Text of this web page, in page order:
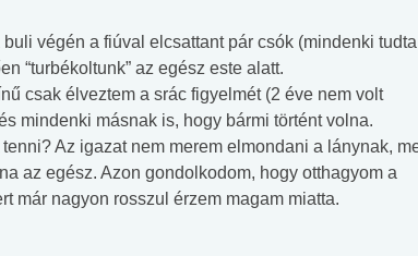
végén a fiúval elcsattant pár csók (mindenki tudta
“turbékoltunk” az egész este alatt.
csak élveztem a srác figyelmét (2 éve nem volt
mindenki másnak is, hogy bármi történt volna.
Az igazat nem merem elmondani a lánynak,
az egész. Azon gondolkodom, hogy otthagyom a
már nagyon rosszul érzem magam miatta.